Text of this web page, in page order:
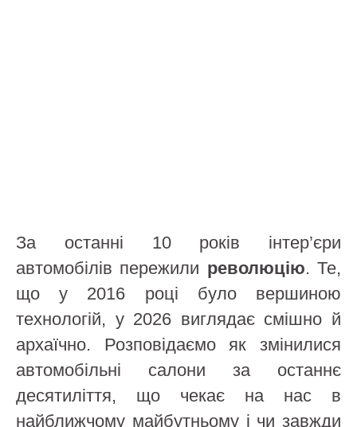
За останні 10 років інтер’єри
автомобілів пережили революцію. Те,
що у 2016 році було вершиною
технологій, у 2026 виглядає смішно й
архаїчно. Розповідаємо як змінилися
автомобільні салони за останнє
десятиліття, що чекає на нас в
найближчому майбутньому і чи завжди